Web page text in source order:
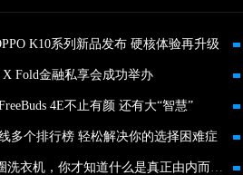
K10系列新品发布 硬核体验再升级
Fold金融私享会成功举办
4E不止有颜 还有大“智慧”
多个排行榜 轻松解决你的选择困难症
体验过ASKO无胶圈洗衣机，你才知道什么是真正由内而外的干净